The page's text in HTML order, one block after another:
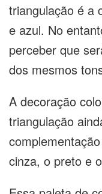
triangulação é a
e azul. No
perceber que
dos mesmos
A decoração
triangulação
cinza, o preto e